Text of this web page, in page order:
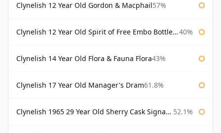
Clynelish 12 Year Old Gordon & Macphail57%
Clynelish 12 Year Old Spirit of Free Embo Bottled 1988 40%
Clynelish 14 Year Old Flora & Fauna Flora43%
Clynelish 17 Year Old Manager's Dram61.8%
Clynelish 1965 29 Year Old Sherry Cask Signatory 52.1%